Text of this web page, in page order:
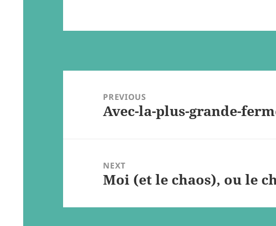
navigationPREVIOUS
Previous
Avec-la-plus-grande-
NEXT
Next
Moi (et le chaos), ou le